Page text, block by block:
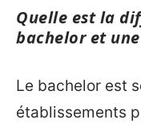
Quelle est la
bachelor et
Le bachelor est
établissements